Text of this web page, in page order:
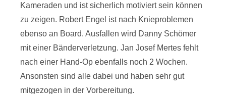
Kameraden und ist sicherlich motiviert sein können
zu zeigen. Robert Engel ist nach Knieproblemen
ebenso an Board. Ausfallen wird Danny Schömer
mit einer Bänderverletzung. Jan Josef Mertes fehlt
nach einer Hand-Op ebenfalls noch 2 Wochen.
Ansonsten sind alle dabei und haben sehr gut
mitgezogen in der Vorbereitung.